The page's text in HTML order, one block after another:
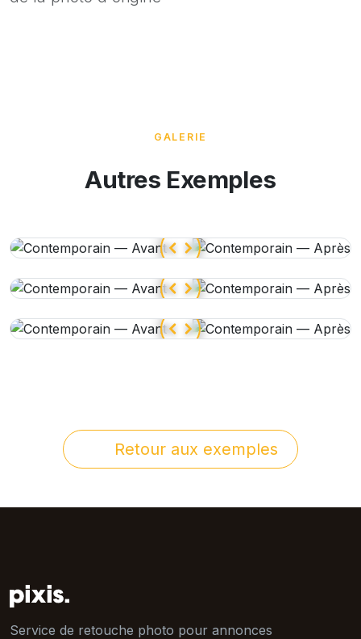
GALERIE
Autres Exemples
Retour aux exemples
Service de retouche photo pour annonces